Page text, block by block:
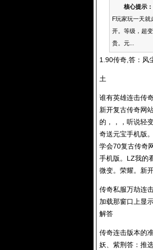
核心提示：
F玩家玩一天
开。等级，超
贵。元...
1.90传奇,答：风
土
谁有英雄连击传
新开复古传奇网
的，，，听说轻
奇送元宝手机版
学会70复古传奇
手机版。LZ我的
微变。荣耀。新
传奇私服万劫连
加载那窗口上显
解答
传奇连击版本的
妖、紫荆答：推